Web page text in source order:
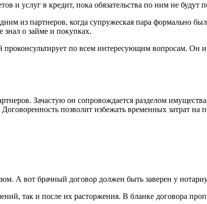
и услуг в кредит, пока обязательства по ним не будут
из партнеров, когда супружеская пара формально
знал о займе и покупках.
по всем интересующим вопросам. Он
Зачастую он сопровождается разделом
позволит избежать временных затрат
А вот брачный договор должен быть заверен у
так и после их расторжения. В бланке договора